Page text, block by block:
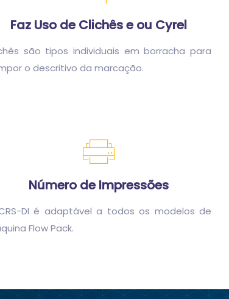
Faz Uso de Clichês e ou Cyrel
são tipos individuais em borracha para
o descritivo da marcação.
Número de Impressões
DI é adaptável a todos os modelos de
Flow Pack.